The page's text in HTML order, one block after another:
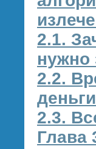
2.1.
нужно
2.2.
2.3.
Глава